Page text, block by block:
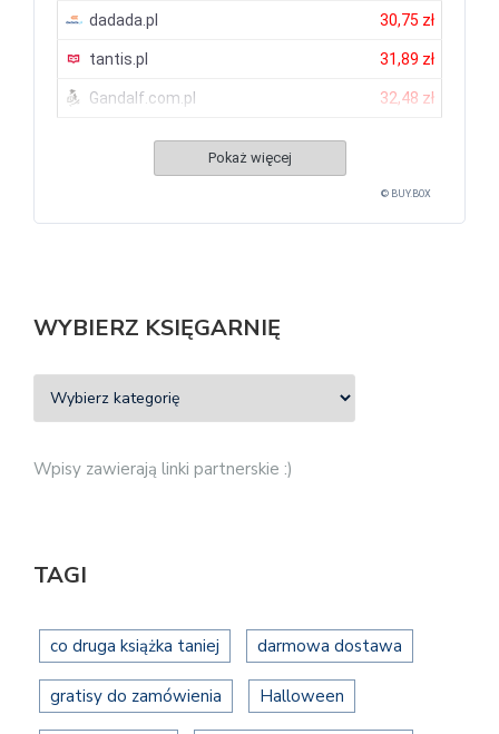
dadada.pl 30,75 zł
tantis.pl 31,89 zł
Gandalf.com.pl 32,48 zł
Pokaż więcej
© BUY.BOX
WYBIERZ KSIĘGARNIĘ
Wpisy zawierają linki partnerskie :)
TAGI
co druga książka taniej darmowa dostawa
gratisy do zamówienia Halloween